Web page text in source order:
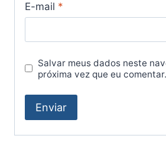
E-mail *
Salvar meus dados neste
próxima vez que eu comentar.